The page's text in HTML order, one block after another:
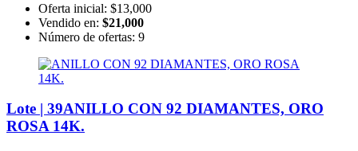
Oferta inicial: $13,000
Vendido en: $21,000
Número de ofertas: 9
Lote | 39ANILLO CON 92 DIAMANTES, ORO
ROSA 14K.